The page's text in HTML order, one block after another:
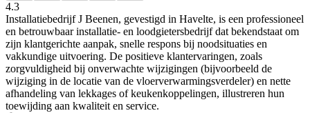
4.3
Installatiebedrijf J Beenen, gevestigd in Havelte, is een professioneel
en betrouwbaar installatie- en loodgietersbedrijf dat bekendstaat om
zijn klantgerichte aanpak, snelle respons bij noodsituaties en
vakkundige uitvoering. De positieve klantervaringen, zoals
zorgvuldigheid bij onverwachte wijzigingen (bijvoorbeeld de
wijziging in de locatie van de vloerverwarmingsverdeler) en nette
afhandeling van lekkages of keukenkoppelingen, illustreren hun
toewijding aan kwaliteit en service.